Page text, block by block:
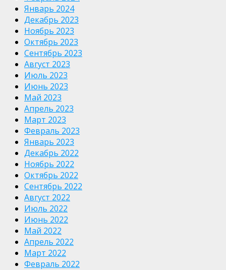
Январь 2024
Декабрь 2023
Ноябрь 2023
Октябрь 2023
Сентябрь 2023
Август 2023
Июль 2023
Июнь 2023
Май 2023
Апрель 2023
Март 2023
Февраль 2023
Январь 2023
Декабрь 2022
Ноябрь 2022
Октябрь 2022
Сентябрь 2022
Август 2022
Июль 2022
Июнь 2022
Май 2022
Апрель 2022
Март 2022
Февраль 2022